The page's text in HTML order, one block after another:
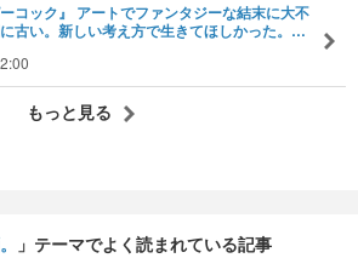
コック』 アートでファンタジーな結末に大不
古い。新しい考え方で生きてほしかった。…
もっと見る
」テーマでよく読まれている記事